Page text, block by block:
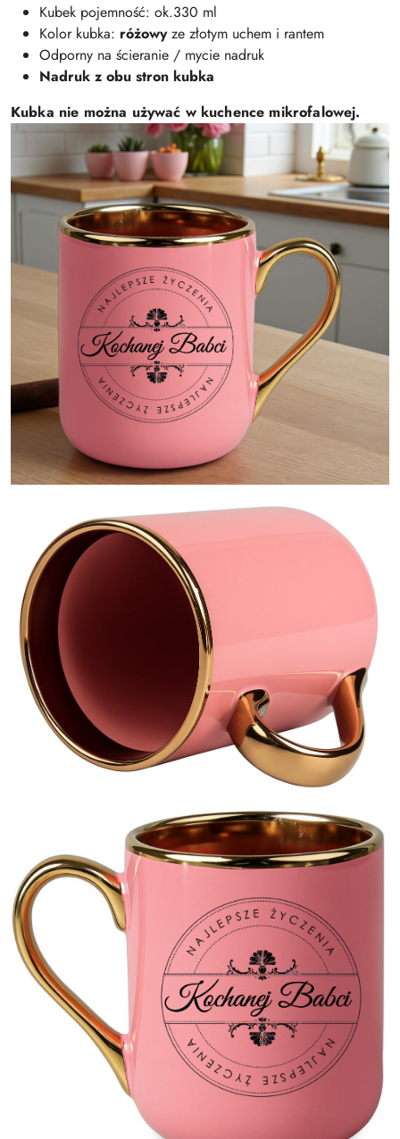
Kubek pojemność: ok.330 ml
Kolor kubka: różowyze złotym uchem i rantem
Odporny na ścieranie / mycie nadruk
Nadruk z obu stron kubka
Kubka nie można używać w kuchence mikrofalowej.